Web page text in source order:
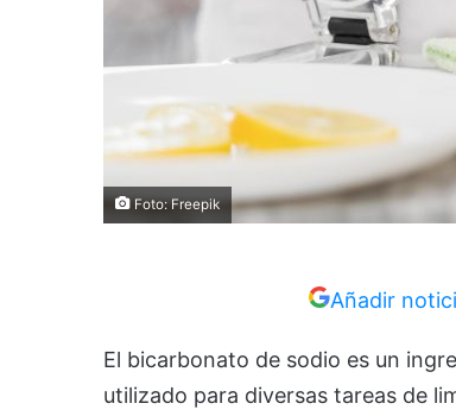
Foto: Freepik
Añadir
El bicarbonato de sodio es un
utilizado para diversas tareas de